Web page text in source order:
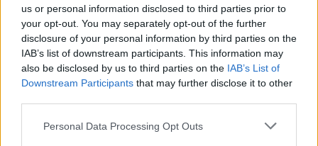
us or personal information disclosed to third parties prior to
your opt-out. You may separately opt-out of the further
disclosure of your personal information by third parties on the
IAB’s list of downstream participants. This information may
also be disclosed by us to third parties on the IAB’s List of
Downstream Participants that may further disclose it to other
Personal Data Processing Opt Outs
«Μπαμπά, σ’ αγαπώ»: Η πρόταση γάμου που
αλλάζει τα πάντα στο επεισόδιο της Δευτέρας
11/5